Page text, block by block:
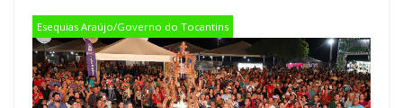
Esequias Araújo/Governo do Tocantins